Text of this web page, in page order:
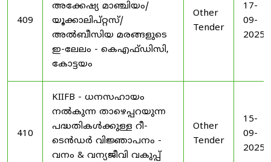
409
അക്കേഷ്യ മാഞ്ചിയം/
യൂക്കാലിപ്റ്റസ്/
അൽബീസിയ മരങ്ങളുടെ
ഇ-ലേലം - കെഎഫ്ഡിസി,
കോട്ടയം
Other
Tender
17-
09-
2025
410
KIIFB - ധനസഹായം
നൽകുന്ന താഴെപ്പറയുന്ന
പദ്ധതികൾക്കുള്ള റീ-
ടെൻഡർ വിജ്ഞാപനം -
വനം & വന്യജീവി വകുപ്പ്
Other
Tender
15-
09-
2025